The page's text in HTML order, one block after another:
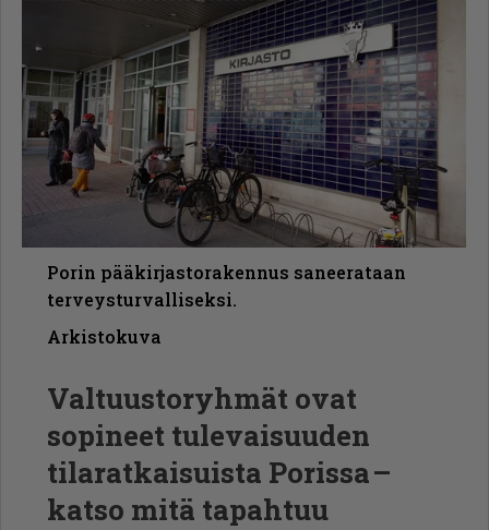
Porin pääkirjastorakennus saneerataan
terveysturvalliseksi.
Arkistokuva
Valtuustoryhmät ovat
sopineet tulevaisuuden
tilaratkaisuista Porissa –
katso mitä tapahtuu